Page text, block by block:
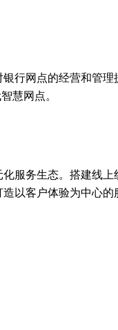
行网点的经营和管
慧网点。
服务生态。搭建线
以客户体验为中心的